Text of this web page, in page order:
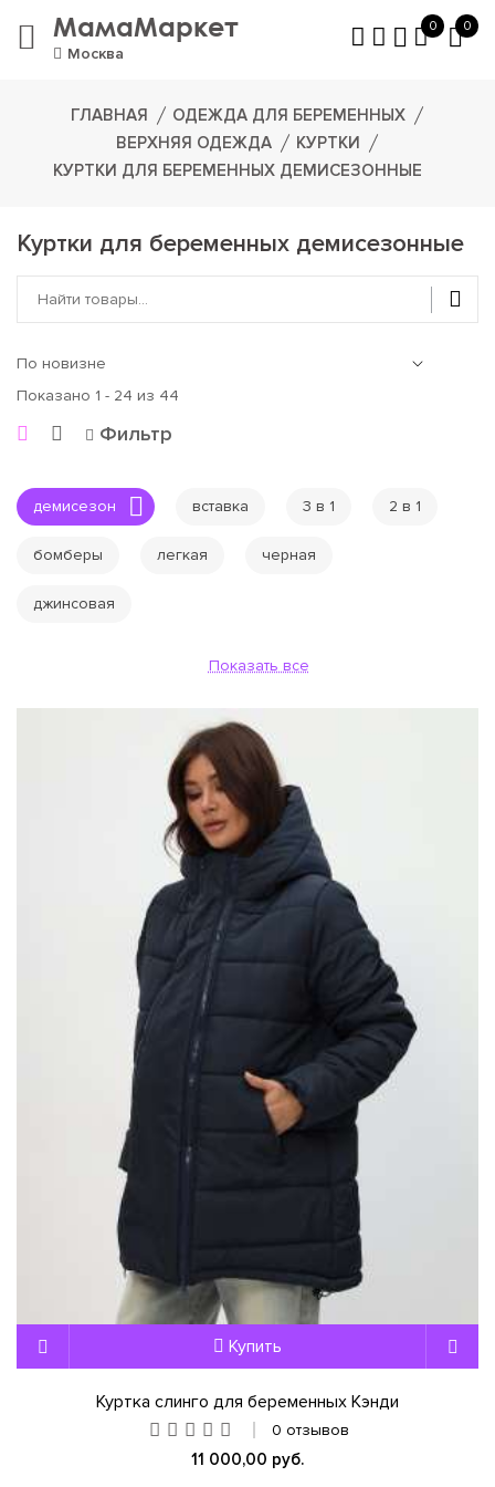
МамаМаркет
Москва
0 0
ГЛАВНАЯ
ОДЕЖДА ДЛЯ БЕРЕМЕННЫХ
ВЕРХНЯЯ ОДЕЖДА
КУРТКИ
КУРТКИ ДЛЯ БЕРЕМЕННЫХ ДЕМИСЕЗОННЫЕ
Куртки для беременных демисезонные
Показано 1 - 24 из 44
Фильтр
демисезон вставка 3 в 1 2 в 1
бомберы легкая черная
джинсовая
Показать все
Купить
Куртка слинго для беременных Кэнди
0 отзывов
11 000,00 руб.